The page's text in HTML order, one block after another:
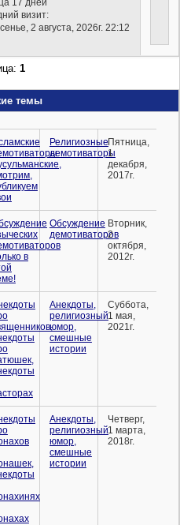
визит:
2 августа, 2026г. 22:12
1
темы
Религиозные
демотиваторы
Пятница,
1
декабря,
2017г.
в
Обсуждение
демотиваторов
Вторник,
2
октября,
2012г.
Анекдоты,
религиозный
юмор,
смешные
истории
Суббота,
1 мая,
2021г.
Анекдоты,
религиозный
юмор,
смешные
истории
Четверг,
1 марта,
2018г.